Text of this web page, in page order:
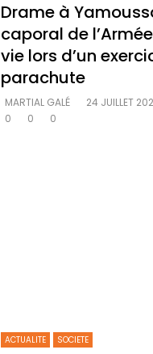
Drame à
caporal de
vie lors d’un
parachute
MARTIAL GALÉ
24 JUILLET
0
0 0
ACTUALITE SOCIETE